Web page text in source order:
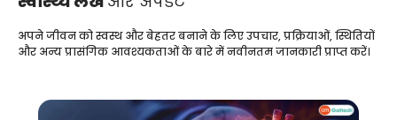
अपने जीवन को स्वस्थ और बेहतर बनाने के लिए उपचार, प्रक्रियाओं, स्थितियों
और अन्य प्रासंगिक आवश्यकताओं के बारे में नवीनतम जानकारी प्राप्त करें।